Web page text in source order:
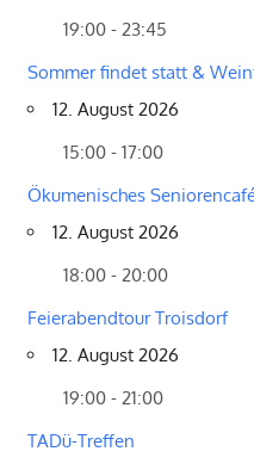
19:00 - 23:45
Sommer findet statt &
12. August 2026
15:00 - 17:00
Ökumenisches
12. August 2026
18:00 - 20:00
Feierabendtour Troisdorf
12. August 2026
19:00 - 21:00
TADü-Treffen